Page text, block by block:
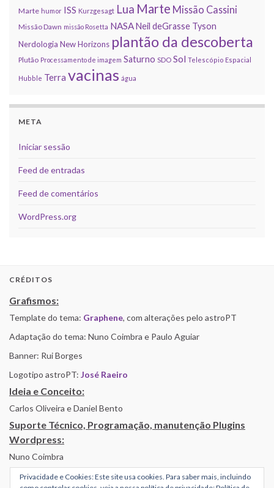
Marte humor ISS Kurzgesagt Lua Marte Missão Cassini
Missão Dawn missão Rosetta NASANeil deGrasse Tyson
Nerdologia New Horizons plantão da descoberta
Plutão Processamento de imagem Saturno SDO Sol Telescópio Espacial
Hubble Terra vacinas água
META
Iniciar sessão
Feed de entradas
Feed de comentários
WordPress.org
CRÉDITOS
Grafismos:
Template do tema: Graphene, com alterações pelo astroPT
Adaptação do tema: Nuno Coimbra e Paulo Aguiar
Banner: Rui Borges
Logotipo astroPT: José Raeiro
Ideia e Conceito:
Carlos Oliveira e Daniel Bento
Suporte Técnico, Programação, manutenção Plugins
Wordpress:
Nuno Coimbra
Privacidade e Cookies: Este site usa cookies. Para saber mais, incluindo